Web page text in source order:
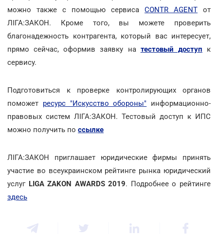
можно также с помощью сервиса CONTR AGENT от
ЛІГА:ЗАКОН. Кроме того, вы можете проверить
благонадежность контрагента, который вас интересует,
прямо сейчас, оформив заявку на тестовый доступ к
сервису.
Подготовиться к проверке контролирующих органов
поможет ресурс "Искусство обороны" информационно-
правовых систем ЛІГА:ЗАКОН. Тестовый доступ к ИПС
можно получить по ссылке
ЛІГА:ЗАКОН приглашает юридические фирмы принять
участие во всеукраинском рейтинге рынка юридический
услуг LIGA ZAKON AWARDS 2019. Подробнее о рейтинге
здесь